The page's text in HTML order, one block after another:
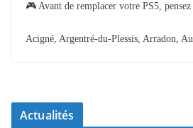
🎮 Avant de remplacer votre PS5,
Acigné, Argentré-du-Plessis, Arradon,
Actualités